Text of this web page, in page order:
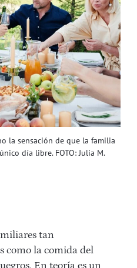
la sensación de que la familia
día libre. FOTO: Julia M.
tan
como la comida del
En teoría es un